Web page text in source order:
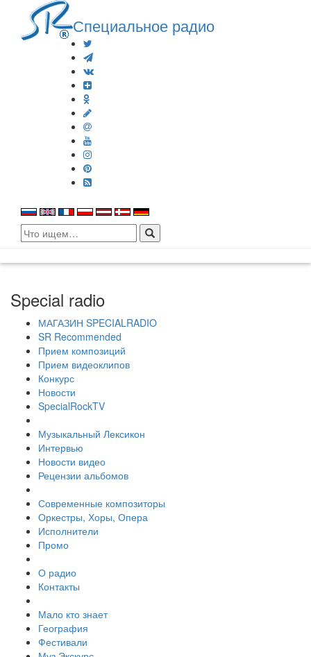
Специальное радио
Search
for:
Special radio
МАГАЗИН SPECIALRADIO
SR Recommended
Прием композиций
Прием видеоклипов
Конкурс
Новости
SpecialRockTV
Музыкальный Лексикон
Интервью
Новости видео
Рецензии альбомов
Современные композиторы
Оркестры, Хоры, Опера
Исполнители
Промо
О радио
Контакты
Мало кто знает
География
Фестивали